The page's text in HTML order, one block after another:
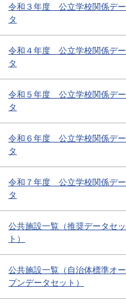
令和３年度 公立学校関係デー
タ
令和４年度 公立学校関係デー
タ
令和５年度 公立学校関係デー
タ
令和６年度 公立学校関係デー
タ
令和７年度 公立学校関係デー
タ
公共施設一覧（推奨データセッ
ト）
公共施設一覧（自治体標準オー
プンデータセット）